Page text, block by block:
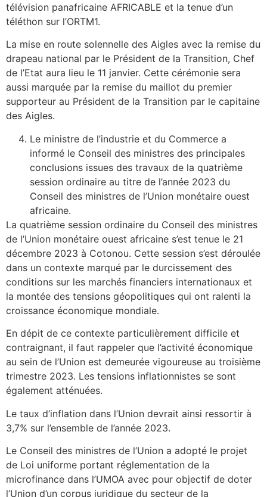
télévision panafricaine AFRICABLE et la tenue d’un
téléthon sur l’ORTM1.
La mise en route solennelle des Aigles avec la remise du
drapeau national par le Président de la Transition, Chef
de l’Etat aura lieu le 11 janvier. Cette cérémonie sera
aussi marquée par la remise du maillot du premier
supporteur au Président de la Transition par le capitaine
des Aigles.
Le ministre de l’industrie et du Commerce a
informé le Conseil des ministres des principales
conclusions issues des travaux de la quatrième
session ordinaire au titre de l’année 2023 du
Conseil des ministres de l’Union monétaire ouest
africaine.
La quatrième session ordinaire du Conseil des ministres
de l’Union monétaire ouest africaine s’est tenue le 21
décembre 2023 à Cotonou. Cette session s’est déroulée
dans un contexte marqué par le durcissement des
conditions sur les marchés financiers internationaux et
la montée des tensions géopolitiques qui ont ralenti la
croissance économique mondiale.
En dépit de ce contexte particulièrement difficile et
contraignant, il faut rappeler que l’activité économique
au sein de l’Union est demeurée vigoureuse au troisième
trimestre 2023. Les tensions inflationnistes se sont
également atténuées.
Le taux d’inflation dans l’Union devrait ainsi ressortir à
3,7% sur l’ensemble de l’année 2023.
Le Conseil des ministres de l’Union a adopté le projet
de Loi uniforme portant réglementation de la
microfinance dans l’UMOA avec pour objectif de doter
l’Union d’un corpus juridique du secteur de la